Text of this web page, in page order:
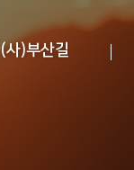
(사)부산길